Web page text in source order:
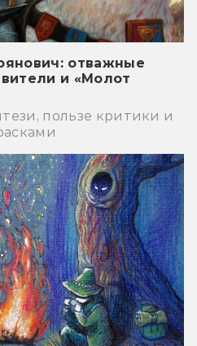
отважные
и «Молот
пользе критики и